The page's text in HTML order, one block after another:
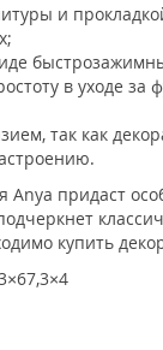
и
в уходе
так как
Anya придаст
купить